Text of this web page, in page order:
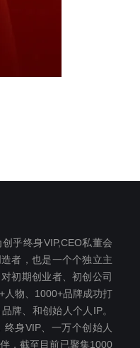
乎终身VIP,CEO私董会
者，也是一个个独立主
初期创业者、初创公司
人物、1000+品牌成功打
牌、和创始人个人IP。
身VIP、一万个创始人
，截至目前已聚集1000